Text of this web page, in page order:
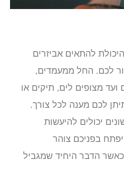
להתאים אביזרים
לכם. החל ממעמדים,
ועד מצופים לים, תיקים או
לכם מענה לכל צורך.
יכולים להיעשות
בפניכם צוהר
כאשר הדבר היחיד שמגביל